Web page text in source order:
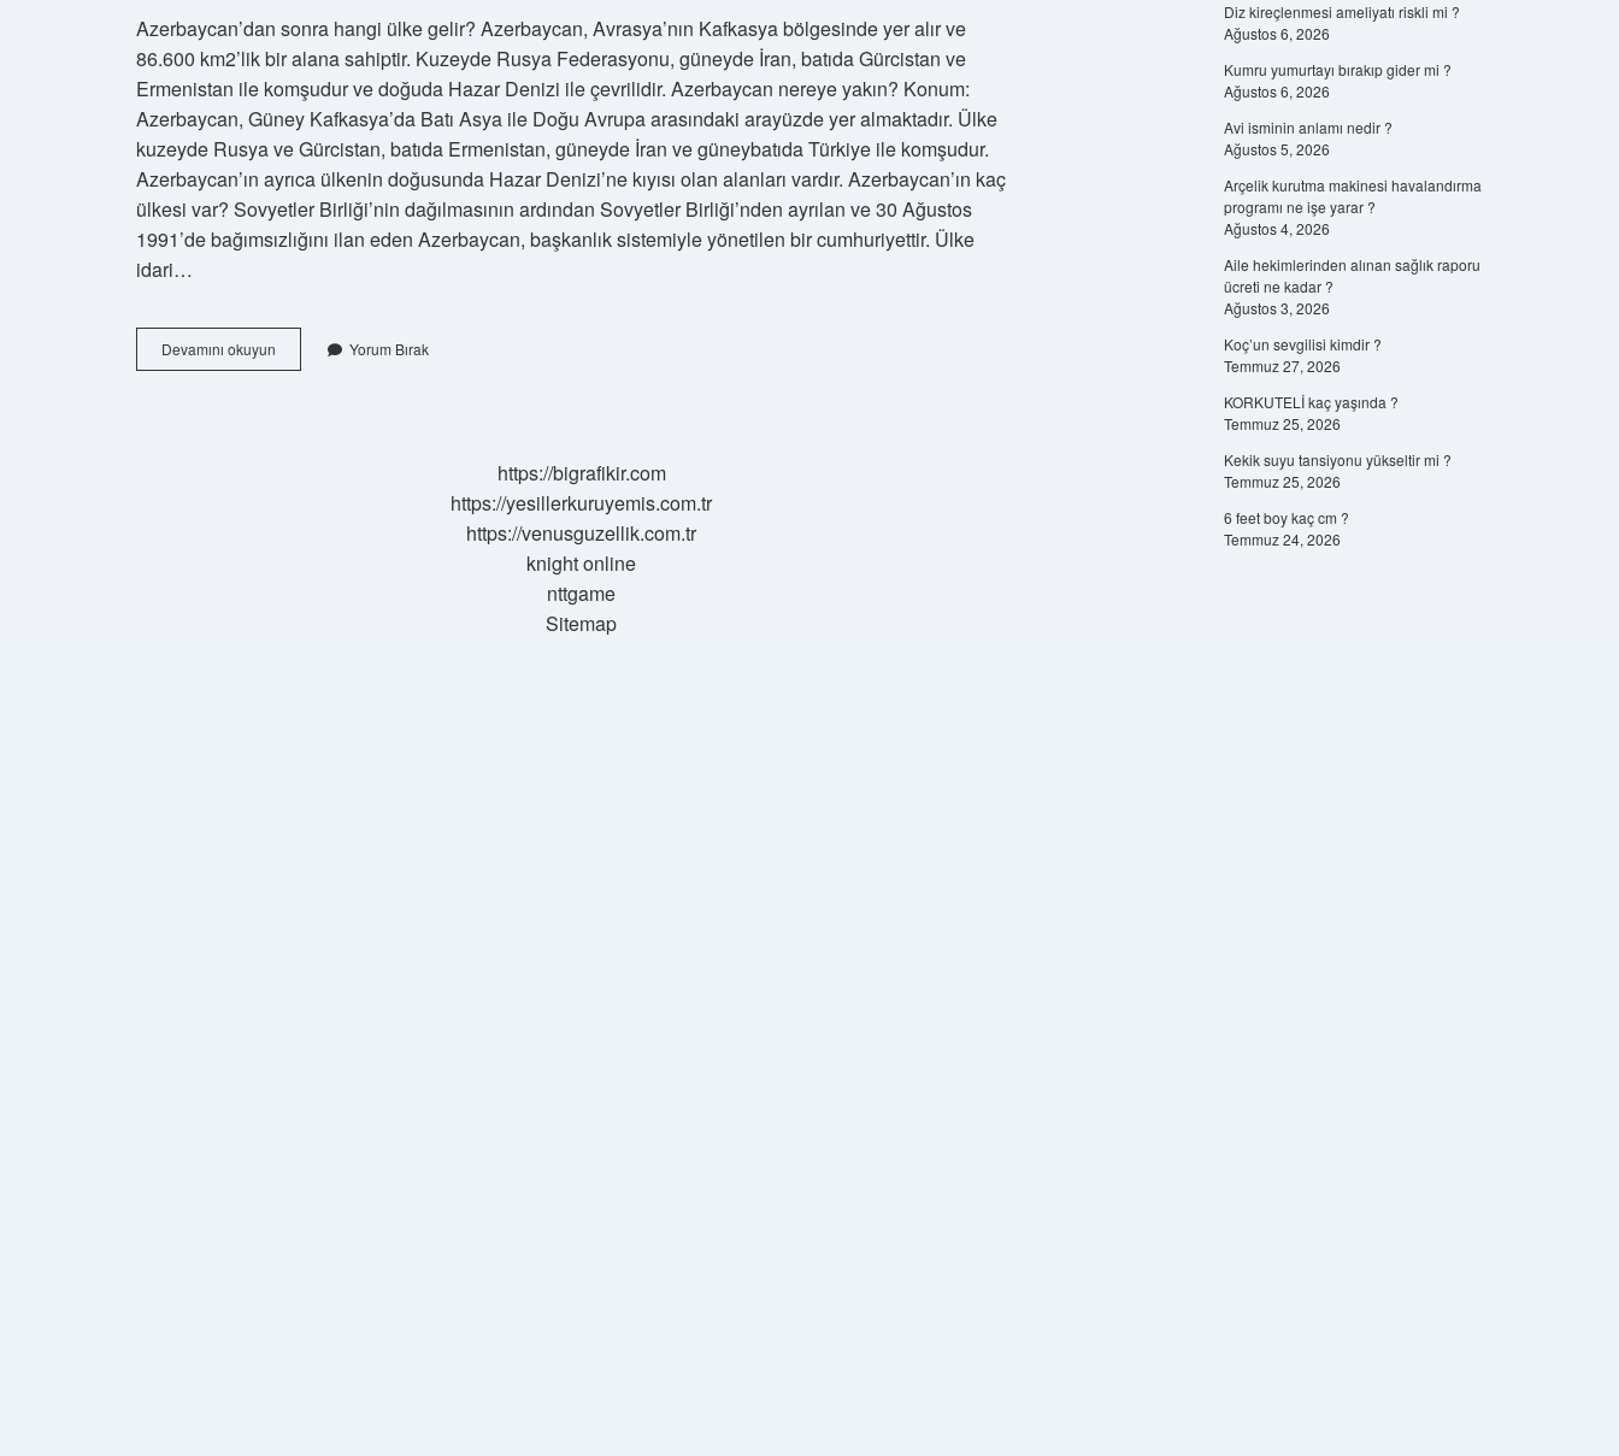
Azerbaycan’dan sonra hangi ülke gelir? Azerbaycan, Avrasya’nın Kafkasya bölgesinde yer alır ve
86.600 km2’lik bir alana sahiptir. Kuzeyde Rusya Federasyonu, güneyde İran, batıda Gürcistan ve
Ermenistan ile komşudur ve doğuda Hazar Denizi ile çevrilidir. Azerbaycan nereye yakın? Konum:
Azerbaycan, Güney Kafkasya’da Batı Asya ile Doğu Avrupa arasındaki arayüzde yer almaktadır. Ülke
kuzeyde Rusya ve Gürcistan, batıda Ermenistan, güneyde İran ve güneybatıda Türkiye ile komşudur.
Azerbaycan’ın ayrıca ülkenin doğusunda Hazar Denizi’ne kıyısı olan alanları vardır. Azerbaycan’ın kaç
ülkesi var? Sovyetler Birliği’nin dağılmasının ardından Sovyetler Birliği’nden ayrılan ve 30 Ağustos
1991’de bağımsızlığını ilan eden Azerbaycan, başkanlık sistemiyle yönetilen bir cumhuriyettir. Ülke
idari…
Devamını okuyun Azerbaycandan
Sonra
Yorum Bırak
https://bigrafikir.com
https://yesillerkuruyemis.com.tr
https://venusguzellik.com.tr
knight online
nttgame
Sitemap
Diz kireçlenmesi ameliyatı riskli mi ?
Ağustos 6, 2026
Kumru yumurtayı bırakıp gider mi ?
Ağustos 6, 2026
Avi isminin anlamı nedir ?
Ağustos 5, 2026
Arçelik kurutma makinesi havalandırma
programı ne işe yarar ?
Ağustos 4, 2026
Aile hekimlerinden alınan sağlık raporu
ücreti ne kadar ?
Ağustos 3, 2026
Koç’un sevgilisi kimdir ?
Temmuz 27, 2026
KORKUTELİ kaç yaşında ?
Temmuz 25, 2026
Kekik suyu tansiyonu yükseltir mi ?
Temmuz 25, 2026
6 feet boy kaç cm ?
Temmuz 24, 2026